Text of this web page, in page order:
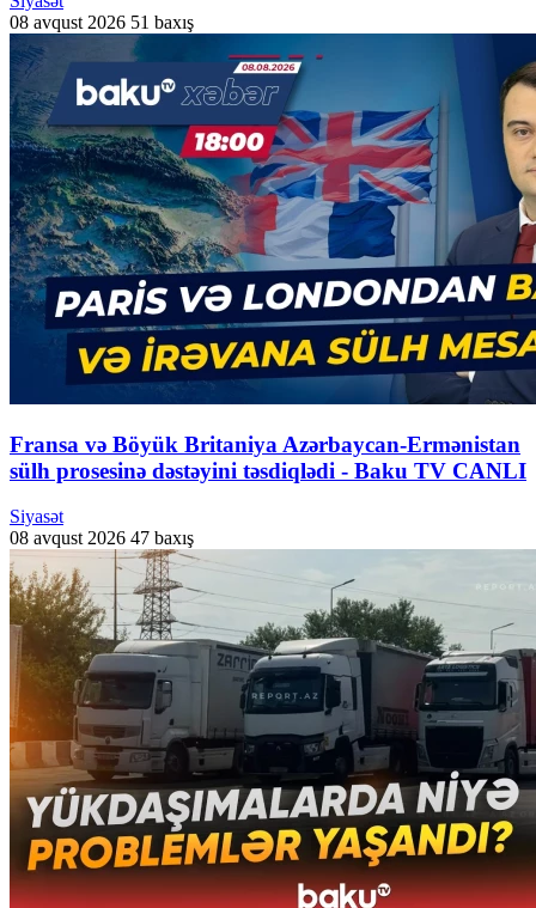
08 avqust 2026 51 baxış
Fransa və Böyük Britaniya Azərbaycan-Ermənistan
sülh prosesinə dəstəyini təsdiqlədi - Baku TV CANLI
Siyasət
08 avqust 2026 47 baxış